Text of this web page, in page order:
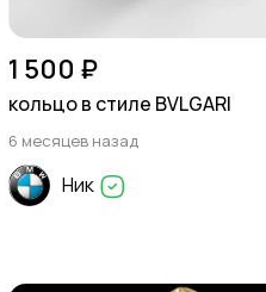
1 500 ₽
кольцо в стиле BVLGARI
6 месяцев назад
Ник